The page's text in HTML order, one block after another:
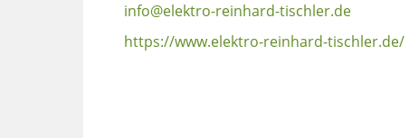
info@elektro-reinhard-tischler.de
https://www.elektro-reinhard-tischler.de/